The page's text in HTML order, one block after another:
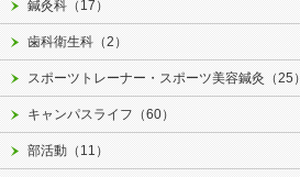
鍼灸科（17）
歯科衛生科（2）
スポーツトレーナー・スポーツ美容鍼灸（25）
キャンパスライフ（60）
部活動（11）